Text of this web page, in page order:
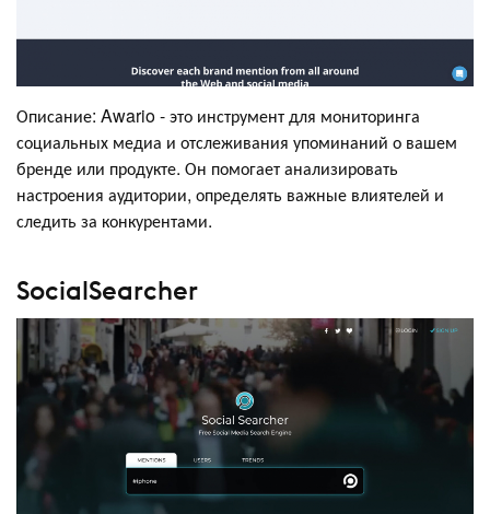
Описание: Awario - это инструмент для мониторинга
социальных медиа и отслеживания упоминаний о вашем
бренде или продукте. Он помогает анализировать
настроения аудитории, определять важные влиятелей и
следить за конкурентами.
SocialSearcher